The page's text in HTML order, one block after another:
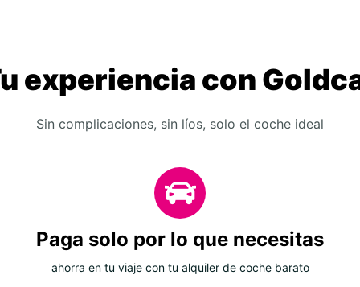
experiencia con
Sin complicaciones, sin líos, solo el coche ideal
Paga solo por lo que necesitas
ahorra en tu viaje con tu alquiler de coche barato